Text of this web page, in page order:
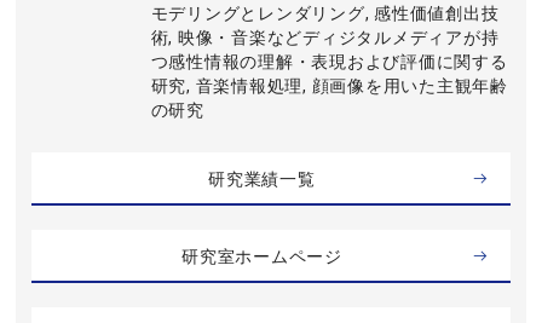
モデリングとレンダリング, 感性価値創出技
術, 映像・音楽などディジタルメディアが持
つ感性情報の理解・表現および評価に関する
研究, 音楽情報処理, 顔画像を用いた主観年齢
の研究
研究業績一覧
研究室ホームページ